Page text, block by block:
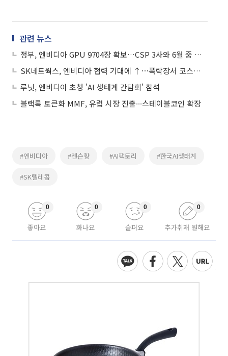
관련 뉴스
정부, 엔비디아 GPU 9704장 확보…CSP 3사와 6월 중 구매 발주
SK네트웍스, 엔비디아 협력 기대에 ↑⋯폭락장서 코스피 1개ㆍ코스닥 7개 '上‘
루닛, 엔비디아 초청 'AI 생태계 간담회' 참석
블랙록 토큰화 MMF, 유럽 시장 진출∙∙∙스테이블코인 확장
#엔비디아 #젠슨황 #AI팩토리 #한국AI생태계
#SK텔레콤
좋아요
0
화나요
0
슬퍼요
0
추가취재 원해요
0